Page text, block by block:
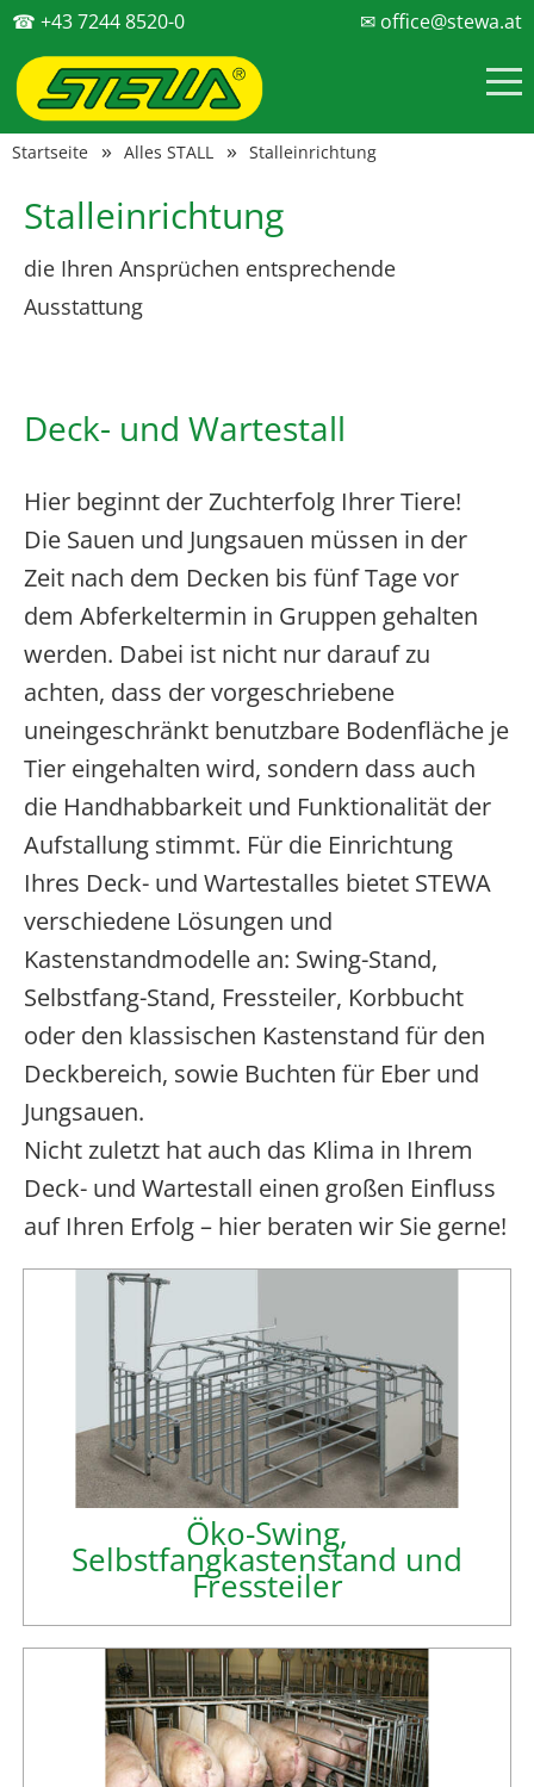
☎ +43 7244 8520-0 ✉ office@stewa.at
Startseite Alles STALL Stalleinrichtung
Stalleinrichtung
die Ihren Ansprüchen entsprechende
Ausstattung
Deck- und Wartestall
Hier beginnt der Zuchterfolg Ihrer Tiere!
Die Sauen und Jungsauen müssen in der
Zeit nach dem Decken bis fünf Tage vor
dem Abferkeltermin in Gruppen gehalten
werden. Dabei ist nicht nur darauf zu
achten, dass der vorgeschriebene
uneingeschränkt benutzbare Bodenfläche je
Tier eingehalten wird, sondern dass auch
die Handhabbarkeit und Funktionalität der
Aufstallung stimmt. Für die Einrichtung
Ihres Deck- und Wartestalles bietet STEWA
verschiedene Lösungen und
Kastenstandmodelle an: Swing-Stand,
Selbstfang-Stand, Fressteiler, Korbbucht
oder den klassischen Kastenstand für den
Deckbereich, sowie Buchten für Eber und
Jungsauen.
Nicht zuletzt hat auch das Klima in Ihrem
Deck- und Wartestall einen großen Einfluss
auf Ihren Erfolg – hier beraten wir Sie gerne!
Öko-Swing,
Selbstfangkastenstand und
Fressteiler